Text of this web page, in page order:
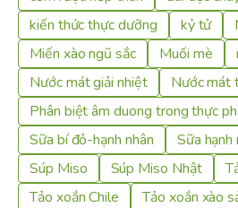
kiến thức thực dưỡng
kỷ tử
Miến xào ngũ sắc
Muối mè
Nước mát giải nhiệt
Nước mát
Phân biệt âm duong trong thực
Sữa bí đỏ-hạnh nhân
Sữa hạnh
Súp Miso
Súp Miso Nhật
Tảo xoắn Chile
Tảo xoắn xào